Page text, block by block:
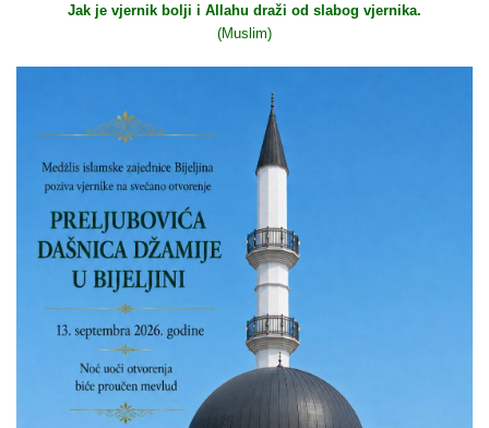
Jak je vjernik bolji i Allahu draži od slabog vjernika.
(Muslim)